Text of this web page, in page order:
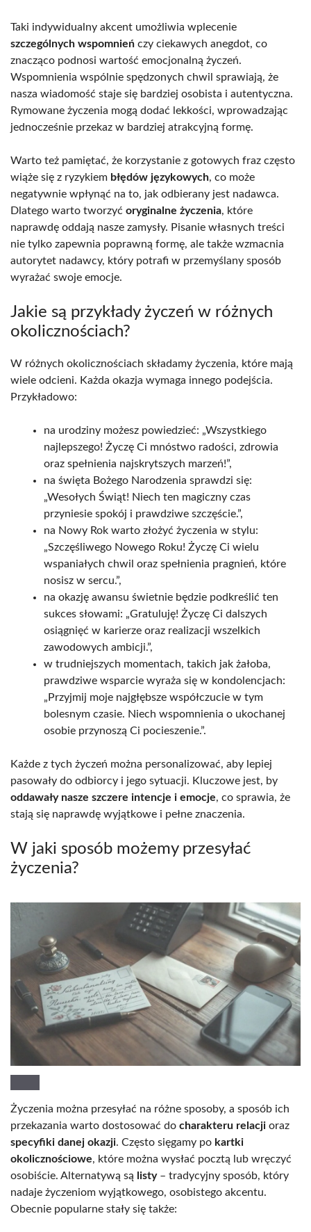
Taki indywidualny akcent umożliwia wplecenie
szczególnych wspomnień czy ciekawych anegdot, co
znacząco podnosi wartość emocjonalną życzeń.
Wspomnienia wspólnie spędzonych chwil sprawiają, że
nasza wiadomość staje się bardziej osobista i autentyczna.
Rymowane życzenia mogą dodać lekkości, wprowadzając
jednocześnie przekaz w bardziej atrakcyjną formę.
Warto też pamiętać, że korzystanie z gotowych fraz często
wiąże się z ryzykiem błędów językowych, co może
negatywnie wpłynąć na to, jak odbierany jest nadawca.
Dlatego warto tworzyć oryginalne życzenia, które
naprawdę oddają nasze zamysły. Pisanie własnych treści
nie tylko zapewnia poprawną formę, ale także wzmacnia
autorytet nadawcy, który potrafi w przemyślany sposób
wyrażać swoje emocje.
Jakie są przykłady życzeń w różnych
okolicznościach?
W różnych okolicznościach składamy życzenia, które mają
wiele odcieni. Każda okazja wymaga innego podejścia.
Przykładowo:
na urodziny możesz powiedzieć: „Wszystkiego
najlepszego! Życzę Ci mnóstwo radości, zdrowia
oraz spełnienia najskrytszych marzeń!”,
na święta Bożego Narodzenia sprawdzi się:
„Wesołych Świąt! Niech ten magiczny czas
przyniesie spokój i prawdziwe szczęście.”,
na Nowy Rok warto złożyć życzenia w stylu:
„Szczęśliwego Nowego Roku! Życzę Ci wielu
wspaniałych chwil oraz spełnienia pragnień, które
nosisz w sercu.”,
na okazję awansu świetnie będzie podkreślić ten
sukces słowami: „Gratuluję! Życzę Ci dalszych
osiągnięć w karierze oraz realizacji wszelkich
zawodowych ambicji.”,
w trudniejszych momentach, takich jak żałoba,
prawdziwe wsparcie wyraża się w kondolencjach:
„Przyjmij moje najgłębsze współczucie w tym
bolesnym czasie. Niech wspomnienia o ukochanej
osobie przynoszą Ci pocieszenie.”.
Każde z tych życzeń można personalizować, aby lepiej
pasowały do odbiorcy i jego sytuacji. Kluczowe jest, by
oddawały nasze szczere intencje i emocje, co sprawia, że
stają się naprawdę wyjątkowe i pełne znaczenia.
W jaki sposób możemy przesyłać
życzenia?
Życzenia można przesyłać na różne sposoby, a sposób ich
przekazania warto dostosować do charakteru relacji oraz
specyfiki danej okazji. Często sięgamy po kartki
okolicznościowe, które można wysłać pocztą lub wręczyć
osobiście. Alternatywą są listy– tradycyjny sposób, który
nadaje życzeniom wyjątkowego, osobistego akcentu.
Obecnie popularne stały się także: